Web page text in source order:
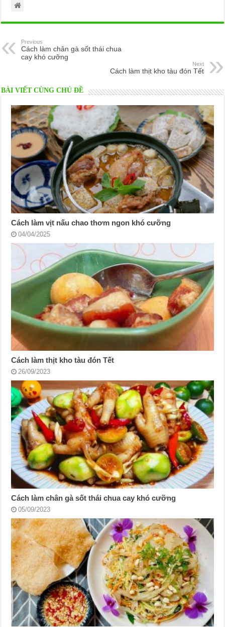
Previous
Cách làm chân gà sốt thái chua
cay khó cưỡng
Next
Cách làm thịt kho tàu đón Tết
BÀI VIẾT CÙNG CHỦ ĐỀ
Cách làm vịt nấu chao thơm ngon khó cưỡng
04/04/2025
Cách làm thịt kho tàu đón Tết
26/09/2023
Cách làm chân gà sốt thái chua cay khó cưỡng
05/09/2023